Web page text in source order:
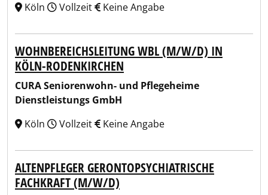
Köln
Vollzeit Keine Angabe
WOHNBEREICHSLEITUNG WBL (M/W/D) IN
KÖLN-RODENKIRCHEN
CURA Seniorenwohn- und Pflegeheime
Dienstleistungs GmbH
Köln
Vollzeit Keine Angabe
ALTENPFLEGER GERONTOPSYCHIATRISCHE
FACHKRAFT (M/W/D)